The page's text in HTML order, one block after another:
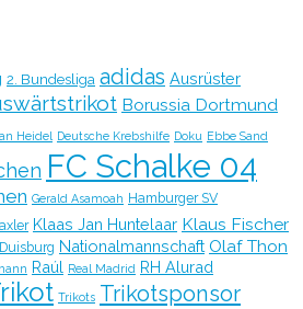
2. Bundesliga adidas Ausrüster
Borussia Dortmund
Heidel Deutsche Krebshilfe Doku Ebbe Sand
FC Schalke 04
Gerald Asamoah Hamburger SV
Klaas Jan Huntelaar Klaus Fischer
Nationalmannschaft Olaf Thon
Raúl Real Madrid RH Alurad
Trikots Trikotsponsor